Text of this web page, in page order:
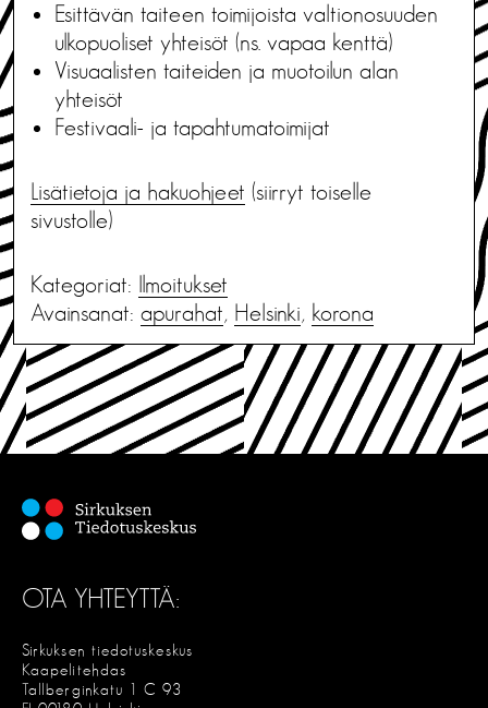
Esittävän taiteen toimijoista valtionosuuden
ulkopuoliset yhteisöt (ns. vapaa kenttä)
Visuaalisten taiteiden ja muotoilun alan
yhteisöt
Festivaali- ja tapahtumatoimijat
Lisätietoja ja hakuohjeet (siirryt toiselle
sivustolle)
Kategoriat:
Ilmoitukset
Avainsanat: apurahat, Helsinki, korona
OTA YHTEYTTÄ:
Sirkuksen tiedotuskeskus
Kaapelitehdas
Tallberginkatu 1 C 93